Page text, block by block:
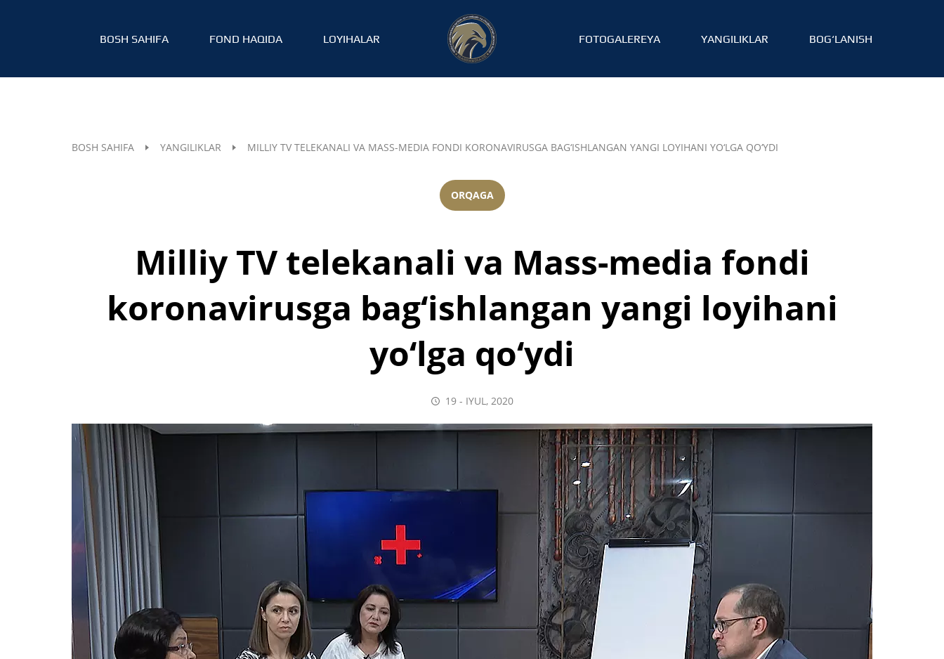
BOSH SAHIFA FOND HAQIDA LOYIHALAR FOTOGALEREYA YANGILIKLAR BOG‘LANISH
BOSH SAHIFA YANGILIKLAR MILLIY TV TELEKANALI VA MASS-MEDIA FONDI KORONAVIRUSGA BAG‘ISHLANGAN YANGI LOYIHANI YO‘LGA QO‘YDI
ORQAGA
Milliy TV telekanali va Mass-media fondi
koronavirusga bag‘ishlangan yangi loyihani
yo‘lga qo‘ydi
19 - IYUL, 2020